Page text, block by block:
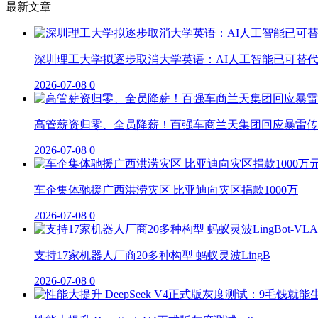
最新文章
深圳理工大学拟逐步取消大学英语：AI人工智能已可替代
2026-07-08 0
高管薪资归零、全员降薪！百强车商兰天集团回应暴雷
2026-07-08 0
车企集体驰援广西洪涝灾区 比亚迪向灾区捐款1000万
2026-07-08 0
支持17家机器人厂商20多种构型 蚂蚁灵波LingB
2026-07-08 0